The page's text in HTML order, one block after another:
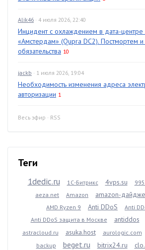
Alik46 · 4 июля 2026, 22:40
Инцидент с охлаждением в дата-центре
«Амстердам» (Qupra DC2). Постмортем
обязательства 10
jackb · 1 июля 2026, 19:04
Необходимость изменения адреса
авторизации 1
Весь эфир · RSS
Теги
1dedic.ru 1С-Битрикс 4vps.su
aeza.net
Amazon amazon-
AMD Ryzen 9
Anti DDoS
Anti
Anti DDoS защита в Москве
antiddos
astracloud.ru
asuka.host aurologic.com
backup beget.ru bitrix24.ru